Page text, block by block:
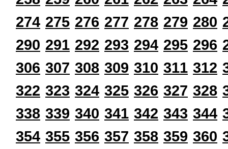
274 275 276 277 278 279 280
290 291 292 293 294 295 296
306 307 308 309 310 311 312
322 323 324 325 326 327 328
338 339 340 341 342 343 344
354 355 356 357 358 359 360